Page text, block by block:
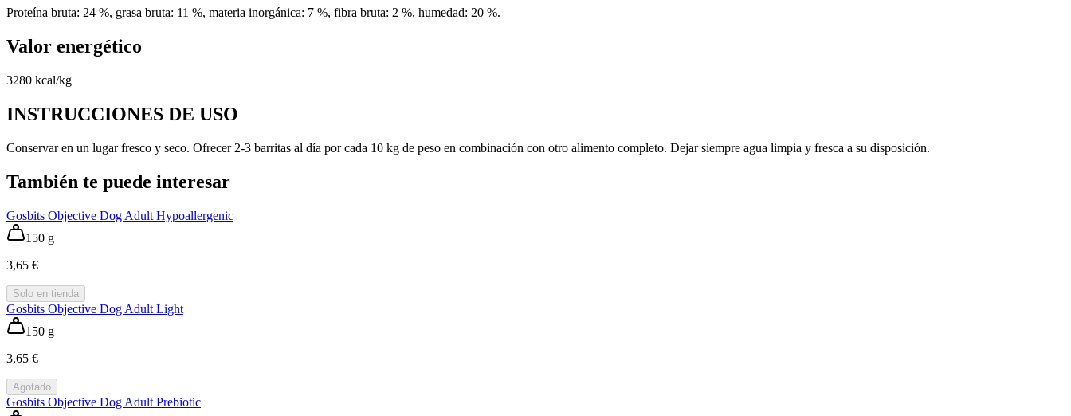
Proteína bruta: 24 %, grasa bruta: 11 %, materia inorgánica: 7 %, fibra bruta: 2 %, humedad: 20 %.
Valor energético
3280 kcal/kg
INSTRUCCIONES DE USO
Conservar en un lugar fresco y seco. Ofrecer 2-3 barritas al día por cada 10 kg de peso en combinación con otro alimento completo. Dejar siempre agua limpia y fresca a su disposición.
También te puede interesar
Gosbits Objective Dog Adult Hypoallergenic
150 g
3,65 €
Solo en tienda
Gosbits Objective Dog Adult Light
150 g
3,65 €
Agotado
Gosbits Objective Dog Adult Prebiotic